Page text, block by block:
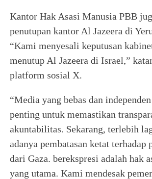
Kantor Hak Asasi Manusia PBB
penutupan kantor Al Jazeera di
“Kami menyesali keputusan
menutup Al Jazeera di Israel,”
platform sosial X.
“Media yang bebas dan
penting untuk memastikan
akuntabilitas. Sekarang, terlebih
adanya pembatasan ketat terhadap
dari Gaza. berekspresi adalah hak
yang utama. Kami mendesak